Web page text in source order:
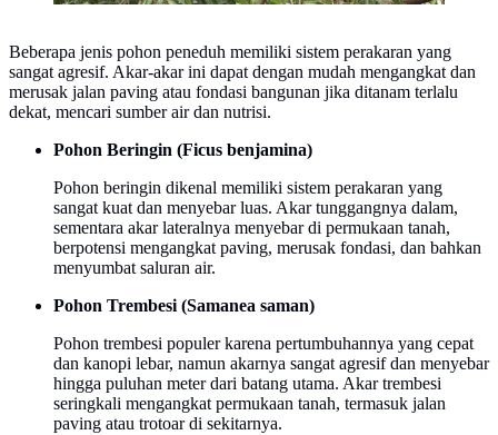
Beberapa jenis pohon peneduh memiliki sistem perakaran yang
sangat agresif. Akar-akar ini dapat dengan mudah mengangkat dan
merusak jalan paving atau fondasi bangunan jika ditanam terlalu
dekat, mencari sumber air dan nutrisi.
Pohon Beringin (Ficus benjamina)
Pohon beringin dikenal memiliki sistem perakaran yang
sangat kuat dan menyebar luas. Akar tunggangnya dalam,
sementara akar lateralnya menyebar di permukaan tanah,
berpotensi mengangkat paving, merusak fondasi, dan bahkan
menyumbat saluran air.
Pohon Trembesi (Samanea saman)
Pohon trembesi populer karena pertumbuhannya yang cepat
dan kanopi lebar, namun akarnya sangat agresif dan menyebar
hingga puluhan meter dari batang utama. Akar trembesi
seringkali mengangkat permukaan tanah, termasuk jalan
paving atau trotoar di sekitarnya.